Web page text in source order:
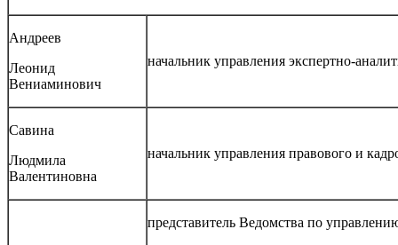
Андреев
Леонид
Вениаминович
начальник управления экспертно-
Савина
Людмила
Валентиновна
начальник управления правового и
представитель Ведомства по